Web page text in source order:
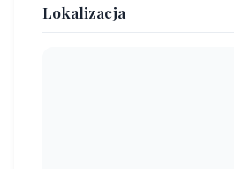
Lokalizacja